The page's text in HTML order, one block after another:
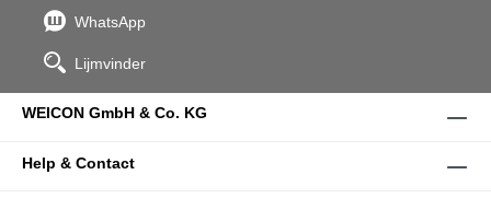
WhatsApp
Lijmvinder
WEICON GmbH & Co. KG
Help & Contact